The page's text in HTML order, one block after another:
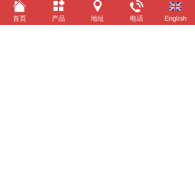
首页 产品 地址 电话 English